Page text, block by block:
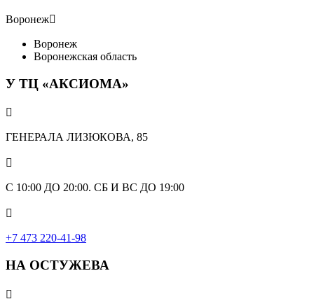
Воронеж
Воронеж
Воронежская область
У ТЦ «АКСИОМА»

ГЕНЕРАЛА ЛИЗЮКОВА, 85

С 10:00 ДО 20:00. СБ И ВС ДО 19:00

+7 473 220-41-98
НА ОСТУЖЕВА
